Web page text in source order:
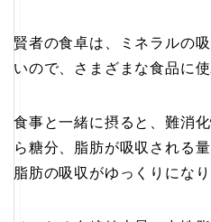
賢者の食卓は、ミネラルの
いので、さまざまな食品に使
食事と一緒に摂ると、難消
ら糖分、脂肪が吸収される
脂肪の吸収がゆっくりになり